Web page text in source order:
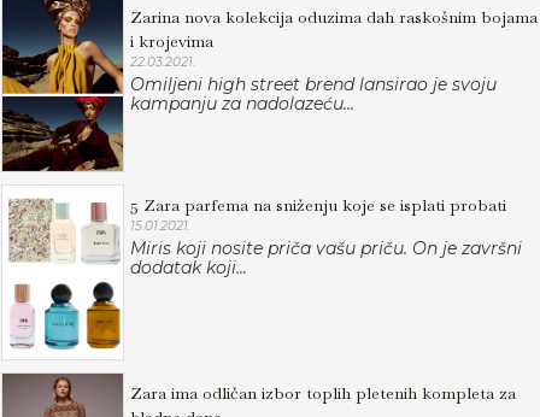
Zarina nova kolekcija oduzima dah raskošnim bojama
i krojevima
22.03.2021.
Omiljeni high street brend lansirao je svoju
kampanju za nadolazeću...
5 Zara parfema na sniženju koje se isplati probati
15.01.2021.
Miris koji nosite priča vašu priču. On je završni
dodatak koji...
Zara ima odličan izbor toplih pletenih kompleta za